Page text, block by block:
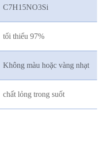
C7H15NO3Si
tối thiểu 97%
Không màu hoặc vàng nhạt
chất lỏng trong suốt